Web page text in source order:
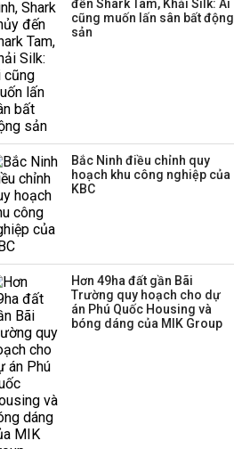
‘phất lên’ trong tháng 8,
đến Shark Tam, Khải Silk: Ai
cũng muốn lấn sân bất động
sản
Bắc Ninh điều chỉnh quy
hoạch khu công nghiệp của
KBC
Hơn 49ha đất gần Bãi
Trường quy hoạch cho dự
án Phú Quốc Housing và
bóng dáng của MIK Group